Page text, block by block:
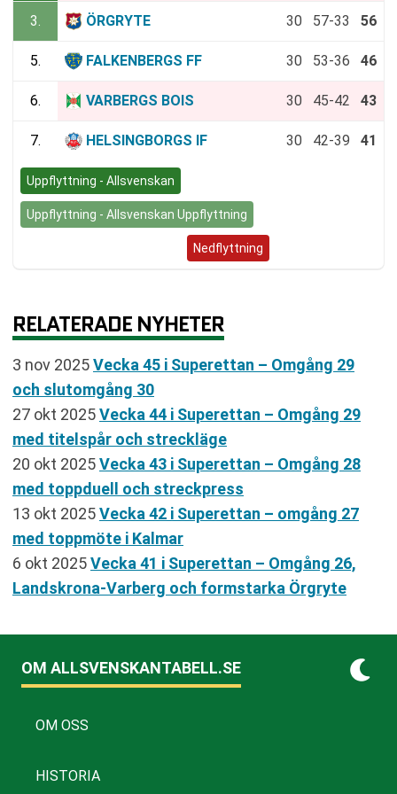
3. ÖRGRYTE 30 57-33 56
5. FALKENBERGS FF 30 53-36 46
6. VARBERGS BOIS 30 45-42 43
7. HELSINGBORGS IF 30 42-39 41
Uppflyttning - Allsvenskan
Uppflyttning - Allsvenskan Uppflyttning
Nedflyttning
RELATERADE NYHETER
3 nov 2025Vecka 45 i Superettan – Omgång 29
och slutomgång 30
27 okt 2025Vecka 44 i Superettan – Omgång 29
med titelspår och streckläge
20 okt 2025Vecka 43 i Superettan – Omgång 28
med toppduell och streckpress
13 okt 2025Vecka 42 i Superettan – omgång 27
med toppmöte i Kalmar
6 okt 2025Vecka 41 i Superettan – Omgång 26,
Landskrona-Varberg och formstarka Örgryte
OM ALLSVENSKANTABELL.SE
OM OSS
HISTORIA